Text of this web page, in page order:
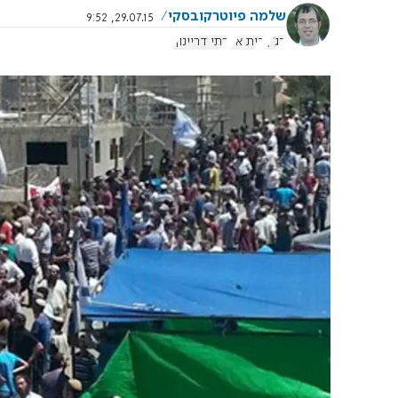
שלמה פיוטרקובסקי
29.07.15, 9:52
בג"ץ בית אל בתי דריינוף